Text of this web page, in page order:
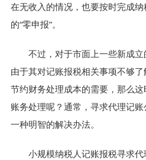
在无收入的情况，也要按时完成
的“零申报”。
不过，对于市面上一些新成立
由于其对记账报税相关事项不够
节约财务处理成本的需要，那么
账务处理呢？通常，寻求代理记
一种明智的解决办法。
小规模纳税人记账报税寻求代